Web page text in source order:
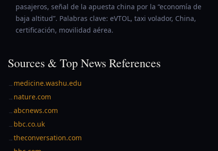
pasajeros, señal de la apuesta china por la “economía de
baja altitud”. Palabras clave: eVTOL, taxi volador, China,
certificación, movilidad aérea.
Sources & Top News References
→ medicine.washu.edu
→ nature.com
→abcnews.com
→ bbc.co.uk
→theconversation.com